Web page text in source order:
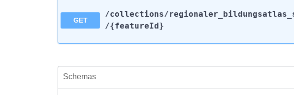
GET
/collections/
/{featureId}
Schemas